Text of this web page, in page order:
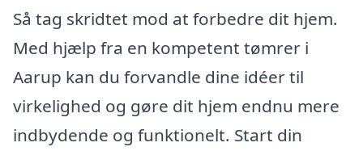
Så tag skridtet mod at forbedre dit hjem.
Med hjælp fra en kompetent tømrer i
Aarup kan du forvandle dine idéer til
virkelighed og gøre dit hjem endnu mere
indbydende og funktionelt. Start din